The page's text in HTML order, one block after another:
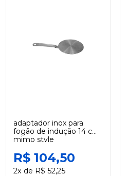
adaptador inox para
fogão de indução 14 cm
mimo style
R$ 104,50
2x de R$ 52,25